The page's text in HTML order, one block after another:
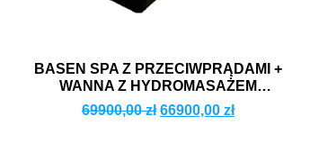
BASEN SPA Z PRZECIWPRĄDAMI +
WANNA Z HYDROMASAŻEM
KORSYKA
69900,00zł 66900,00 zł